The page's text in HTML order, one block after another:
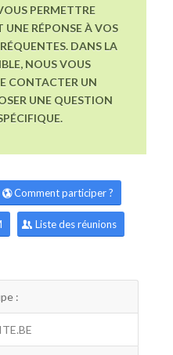
PERMETTRE
UNE RÉPONSE À VOS
DANS LA
NOUS VOUS
CONTACTER UN
UNE QUESTION
Comment participer ?
Liste des réunions
: